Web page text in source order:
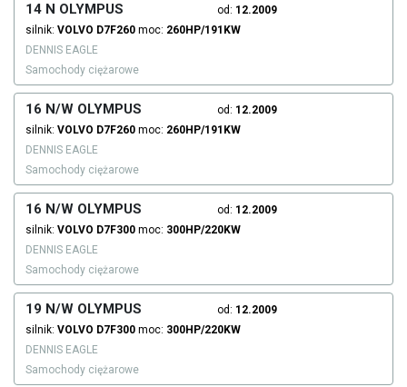
14 N OLYMPUS od: 12.2009
silnik: VOLVO D7F260 moc: 260HP/191KW
DENNIS EAGLE
Samochody ciężarowe
16 N/W OLYMPUS od: 12.2009
silnik: VOLVO D7F260 moc: 260HP/191KW
DENNIS EAGLE
Samochody ciężarowe
16 N/W OLYMPUS od: 12.2009
silnik: VOLVO D7F300 moc: 300HP/220KW
DENNIS EAGLE
Samochody ciężarowe
19 N/W OLYMPUS od: 12.2009
silnik: VOLVO D7F300 moc: 300HP/220KW
DENNIS EAGLE
Samochody ciężarowe